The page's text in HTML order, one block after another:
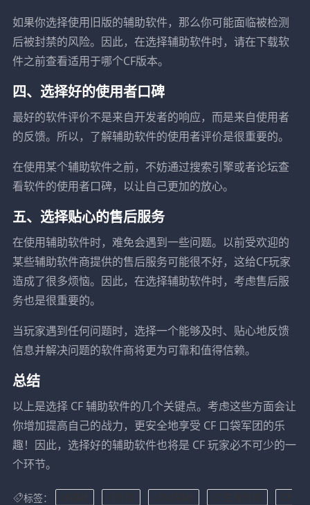
如果你选择使用旧版的辅助软件，那么你可能面临被检测
后被封禁的风险。因此，在选择辅助软件时，请在下载软
件之前查看适用于哪个CF版本。
四、选择好的使用者口碑
最好的软件评价不是来自开发者的响应，而是来自使用者
的反馈。所以，了解辅助软件的使用者评价是很重要的。
在使用某个辅助软件之前，不妨通过搜索引擎或者论坛查
看软件的使用者口碑，以让自己更加的放心。
五、选择贴心的售后服务
在使用辅助软件时，难免会遇到一些问题。以前受欢迎的
某些辅助软件商提供的售后服务可能很不好，这给CF玩家
造成了很多烦恼。因此，在选择辅助软件时，考虑售后服
务也是很重要的。
当玩家遇到任何问题时，选择一个能够及时、贴心地反馈
信息并解决问题的软件商将更为可靠和值得信赖。
总结
以上是选择 CF 辅助软件的几个关键点。考虑这些方面会让
你增加提高自己的战力，更安全地享受 CF 口袋军团的乐
趣！因此，选择好的辅助软件也将是 CF 玩家必不可少的一
个环节。
标签：